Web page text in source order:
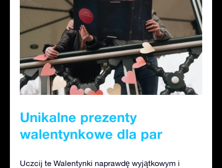
Unikalne prezenty
walentynkowe dla par
Uczcij te Walentynki naprawdę wyjątkowym i